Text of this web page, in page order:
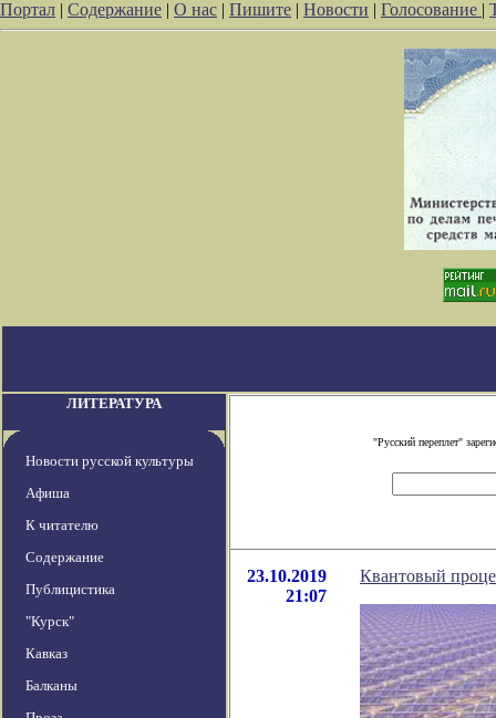
Портал | Содержание | О нас | Пишите | Новости | Голосование |
ЛИТЕРАТУРА
Новости русской культуры
Афиша
К читателю
Содержание
Публицистика
"Курск"
Кавказ
Балканы
"Русский переплет"
23.10.2019
21:07
Квантовый